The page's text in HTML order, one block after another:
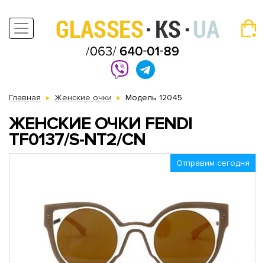
Главная Женские очки Модель 12045
ЖЕНСКИЕ ОЧКИ FENDI
TF0137/S-NT2/CN
Отправим сегодня